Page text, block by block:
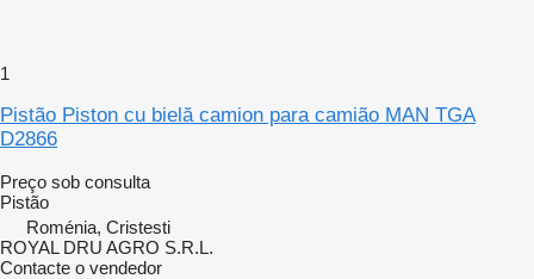
1
Pistão Piston cu bielă camion para camião MAN TGA
D2866
Preço sob consulta
Pistão
Roménia, Cristesti
ROYAL DRU AGRO S.R.L.
Contacte o vendedor